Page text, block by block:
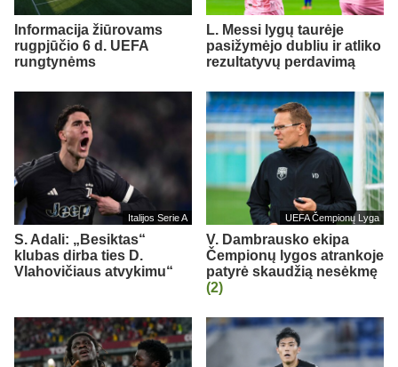
Informacija žiūrovams
rugpjūčio 6 d. UEFA
rungtynėms
L. Messi lygų taurėje
pasižymėjo dubliu ir atliko
rezultatyvų perdavimą
Italijos Serie A
S. Adali: „Besiktas“
klubas dirba ties D.
Vlahovičiaus atvykimu“
UEFA Čempionų Lyga
V. Dambrausko ekipa
Čempionų lygos atrankoje
patyrė skaudžią nesėkmę
(2)